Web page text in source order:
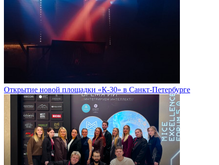
Открытие новой площадки «К-30» в Санкт-Петербурге